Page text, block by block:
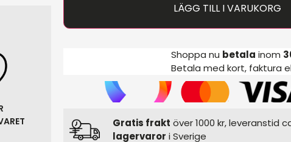
LÄGG TILL I VARUKORG
Shoppa nu betala inom
Betala med kort, faktura
Gratis frakt över 1000 kr, leveranstid
lagervaror i Sverige